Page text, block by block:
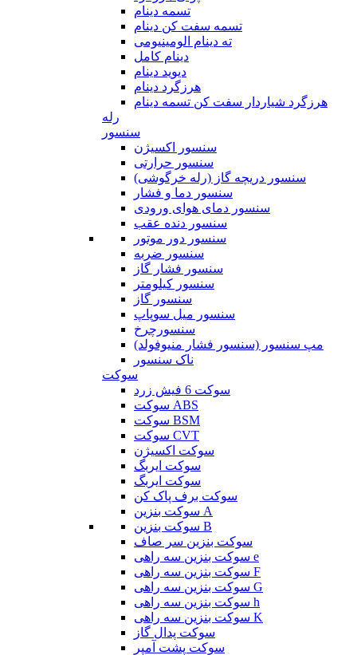
تسمه دینام
تسمه سفت کن دینام
ته دینام الومینیومی
دینام کامل
دیوید دینام
هرزگرد دینام
هرزگرد شیاردار سفت کن تسمه دینام
رله
سنسور
سنسور اکسیژن
سنسور حرارتی
سنسور دریچه گاز (رله خرگوشی)
سنسور دما و فشار
سنسور دمای هوای ورودی
سنسور دنده عقب
سنسور دور موتور
سنسور ضربه
سنسور فشار گاز
سنسور کیلومتر
سنسور گاز
سنسور میل سوپاپ
سنسورچرخ
مپ سنسور (سنسور فشار منیوفولد)
ناک سنسور
سوکت
سوکت 6 فیش زرد
سوکت ABS
سوکت BSM
سوکت CVT
سوکت اکسیژن
سوکت ایربگ
سوکت ایربگ
سوکت برف پاک کن
سوکت بنزین A
سوکت بنزین B
سوکت بنزین سر صاف
سوکت بنزین سه راهی e
سوکت بنزین سه راهی F
سوکت بنزین سه راهی G
سوکت بنزین سه راهی h
سوکت بنزین سه راهی K
سوکت پدال گاز
سوکت پشت آمپر